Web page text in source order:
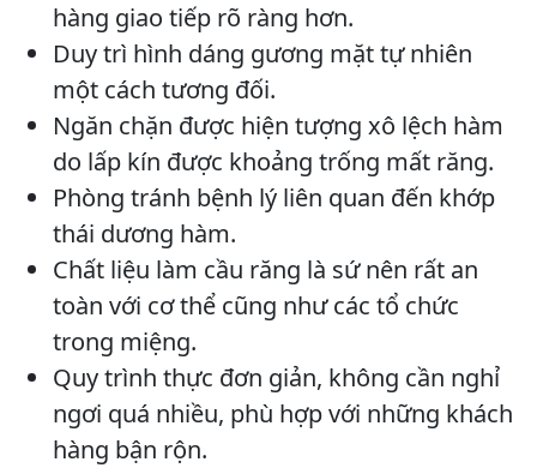
hàng giao tiếp rõ ràng hơn.
Duy trì hình dáng gương mặt tự nhiên
một cách tương đối.
Ngăn chặn được hiện tượng xô lệch hàm
do lấp kín được khoảng trống mất răng.
Phòng tránh bệnh lý liên quan đến khớp
thái dương hàm.
Chất liệu làm cầu răng là sứ nên rất an
toàn với cơ thể cũng như các tổ chức
trong miệng.
Quy trình thực đơn giản, không cần nghỉ
ngơi quá nhiều, phù hợp với những khách
hàng bận rộn.